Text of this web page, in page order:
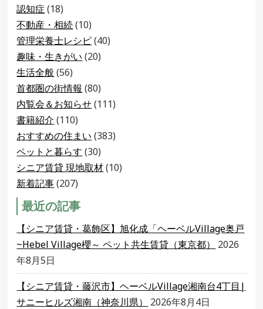
認知症 (18)
不動産・相続(10)
管理栄養士レシピ(40)
趣味・生きがい (20)
生活全般(56)
首都圏の街情報 (80)
内覧会＆お知らせ(111)
書籍紹介 (110)
おすすめの住まい (383)
ペットと暮らす (30)
シニア賃貸 現地取材(10)
新着記事(207)
最近の記事
【シニア賃貸・葛飾区】旭化成「ヘーベルVillage奥戸
~Hebel Village櫻～ ペット共生賃貸（東京都）
2026
年8月5日
【シニア賃貸・藤沢市】ヘーベルVillage湘南台4丁目|
サニーヒルズ湘南（神奈川県）
2026年8月4日